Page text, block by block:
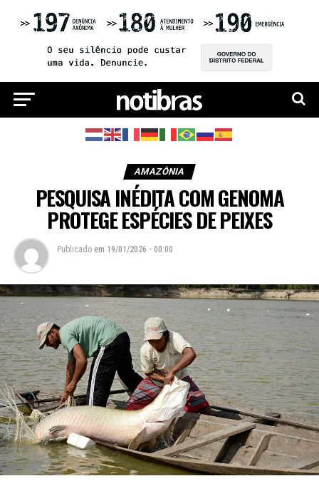
AMAZÔNIA
PESQUISA INÉDITA COM GENOMA
PROTEGE ESPÉCIES DE PEIXES
Publicado em 19/01/2026 - 00:00